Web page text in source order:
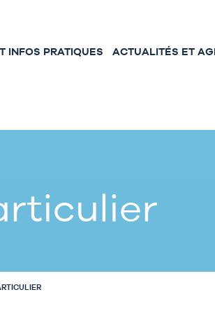
INFOS PRATIQUES ACTUALITÉS ET